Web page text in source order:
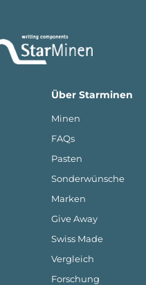
Über Starminen
Minen
FAQs
Pasten
Sonderwünsche
Marken
Give Away
Swiss Made
Vergleich
Forschung